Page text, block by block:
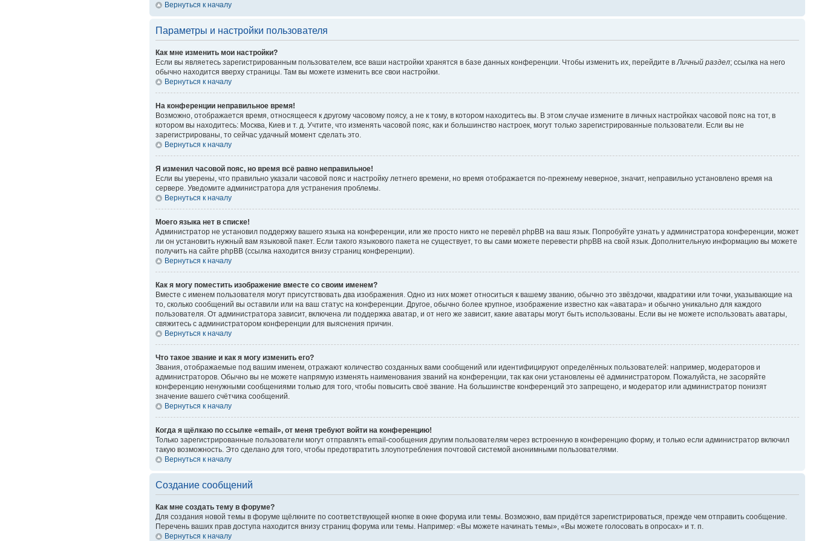
Вернуться к началу
Параметры и настройки пользователя
Как мне изменить мои настройки?
Если вы являетесь зарегистрированным пользователем, все ваши настройки хранятся в базе данных конференции. Чтобы изменить их, перейдите вЛичный раздел; ссылка на него
обычно находится вверху страницы. Там вы можете изменить все свои настройки.
Вернуться к началу
На конференции неправильное время!
Возможно, отображается время, относящееся к другому часовому поясу, а не к тому, в котором находитесь вы. В этом случае измените в личных настройках часовой пояс на тот, в
котором вы находитесь: Москва, Киев и т. д. Учтите, что изменять часовой пояс, как и большинство настроек, могут только зарегистрированные пользователи. Если вы не
зарегистрированы, то сейчас удачный момент сделать это.
Вернуться к началу
Я изменил часовой пояс, но время всё равно неправильное!
Если вы уверены, что правильно указали часовой пояс и настройку летнего времени, но время отображается по-прежнему неверное, значит, неправильно установлено время на
сервере. Уведомите администратора для устранения проблемы.
Вернуться к началу
Моего языка нет в списке!
Администратор не установил поддержку вашего языка на конференции, или же просто никто не перевёл phpBB на ваш язык. Попробуйте узнать у администратора конференции, может
ли он установить нужный вам языковой пакет. Если такого языкового пакета не существует, то вы сами можете перевести phpBB на свой язык. Дополнительную информацию вы можете
получить на сайте phpBB (ссылка находится внизу страниц конференции).
Вернуться к началу
Как я могу поместить изображение вместе со своим именем?
Вместе с именем пользователя могут присутствовать два изображения. Одно из них может относиться к вашему званию, обычно это звёздочки, квадратики или точки, указывающие на
то, сколько сообщений вы оставили или на ваш статус на конференции. Другое, обычно более крупное, изображение известно как «аватара» и обычно уникально для каждого
пользователя. От администратора зависит, включена ли поддержка аватар, и от него же зависит, какие аватары могут быть использованы. Если вы не можете использовать аватары,
свяжитесь с администратором конференции для выяснения причин.
Вернуться к началу
Что такое звание и как я могу изменить его?
Звания, отображаемые под вашим именем, отражают количество созданных вами сообщений или идентифицируют определённых пользователей: например, модераторов и
администраторов. Обычно вы не можете напрямую изменять наименования званий на конференции, так как они установлены её администратором. Пожалуйста, не засоряйте
конференцию ненужными сообщениями только для того, чтобы повысить своё звание. На большинстве конференций это запрещено, и модератор или администратор понизят
значение вашего счётчика сообщений.
Вернуться к началу
Когда я щёлкаю по ссылке «email», от меня требуют войти на конференцию!
Только зарегистрированные пользователи могут отправлять email-сообщения другим пользователям через встроенную в конференцию форму, и только если администратор включил
такую возможность. Это сделано для того, чтобы предотвратить злоупотребления почтовой системой анонимными пользователями.
Вернуться к началу
Создание сообщений
Как мне создать тему в форуме?
Для создания новой темы в форуме щёлкните по соответствующей кнопке в окне форума или темы. Возможно, вам придётся зарегистрироваться, прежде чем отправить сообщение.
Перечень ваших прав доступа находится внизу страниц форума или темы. Например: «Вы можете начинать темы», «Вы можете голосовать в опросах» и т. п.
Вернуться к началу